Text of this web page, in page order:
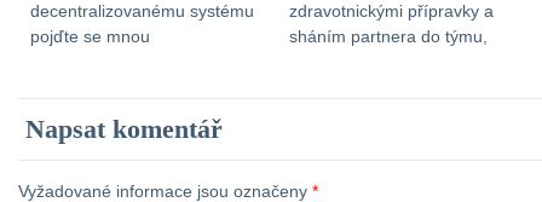
decentralizovanému systému
pojďte se mnou
celoevropsky. Hledám
obchodního partnera, který by
vše podpořil finančně. Veškeré
zdravotnickými přípravky a
sháním partnera do týmu,
Děkuji.
Napsat komentář
Vyžadované informace jsou označeny *